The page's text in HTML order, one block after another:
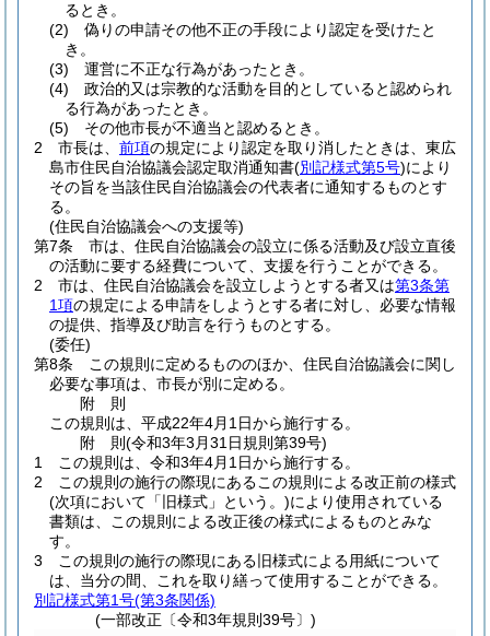
るとき。
(2)
偽りの申請その他不正の手段により認定を受けたと
き。
(3)
運営に不正な行為があったとき。
(4)
政治的又は宗教的な活動を目的としていると認められ
る行為があったとき。
(5)
その他市長が不適当と認めるとき。
2
市長は、 前項の規定により認定を取り消したときは、東広
島市住民自治協議会認定取消通知書(別記様式第5号)により
その旨を当該住民自治協議会の代表者に通知するものとす
る。
(住民自治協議会への支援等)
第7条
市は、住民自治協議会の設立に係る活動及び設立直後
の活動に要する経費について、支援を行うことができる。
2
市は、住民自治協議会を設立しようとする者又は第3条第
1項の規定による申請をしようとする者に対し、必要な情報
の提供、指導及び助言を行うものとする。
(委任)
第8条
この規則に定めるもののほか、住民自治協議会に関し
必要な事項は、市長が別に定める。
附 則
この規則は、平成22年4月1日から施行する。
附 則(令和3年3月31日規則第39号)
1
この規則は、令和3年4月1日から施行する。
2
この規則の施行の際現にあるこの規則による改正前の様式
(次項において「旧様式」という。)により使用されている
書類は、この規則による改正後の様式によるものとみな
す。
3
この規則の施行の際現にある旧様式による用紙について
は、当分の間、これを取り繕って使用することができる。
別記様式第1号(第3条関係)
(一部改正〔令和3年規則39号〕)